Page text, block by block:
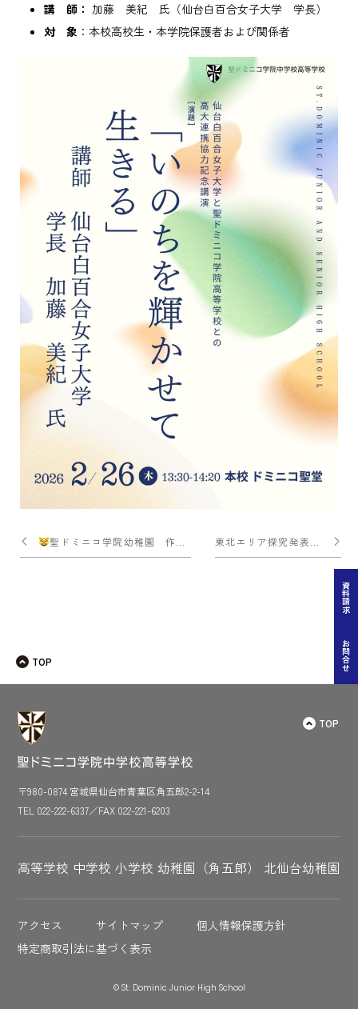
講 師： 加藤 美紀 氏（仙台白百合女子大学 学長）
対 象 ：本校高校生・本学院保護者および関係者
投
稿
ショ
聖ドミニコ学院幼稚園 作品展 東北エリア探究発表会
TOP
資料請求
お問合せ
TOP
〒980-0874 宮城県仙台市青葉区角五郎2-2-14
TEL 022-222-6337／FAX 022-221-6203
高等学校 中学校 小学校 幼稚園（角五郎） 北仙台幼稚園
アクセス サイトマップ
個人情報保護方針
特定商取引法に基づく表示
© St. Dominic Junior High School